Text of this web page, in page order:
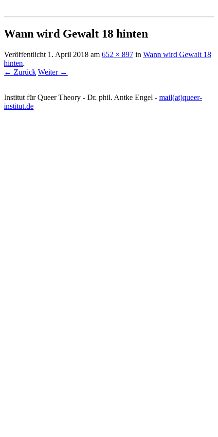
queer-institut
Institut für queer theory
Wann wird Gewalt 18 hinten
Veröffentlicht 1. April 2018 am 652 × 897 in Wann wird Gewalt 18
hinten.
← Zurück Weiter →
Institut für Queer Theory - Dr. phil. Antke Engel - mail(at)queer-
institut.de